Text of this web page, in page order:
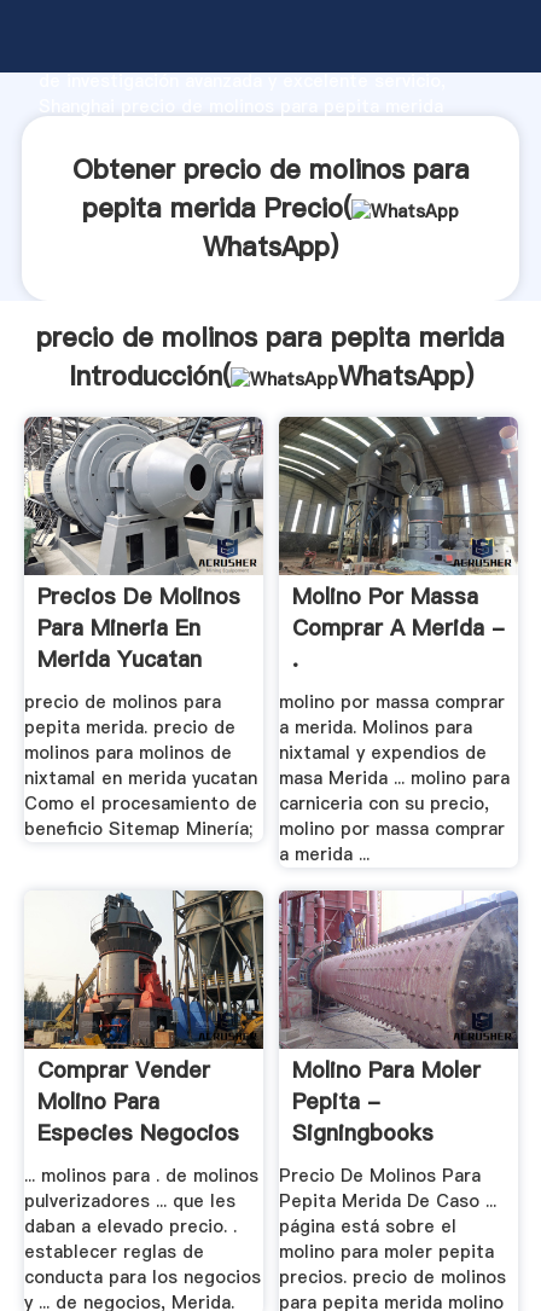
de investigación avanzada y excelente servicio,
clientes.Obtener precio de molinos para
pepita merida Precio(
WhatsApp)
precio de molinos para pepita merida
Introducción(
WhatsApp)
Precios De Molinos
Para Mineria En
Merida Yucatan
precio de molinos para
pepita merida. precio de
molinos para molinos de
nixtamal en merida yucatan
Como el procesamiento de
beneficio Sitemap Minería;
Molino Por Massa
Comprar A Merida -
.
molino por massa comprar
a merida. Molinos para
nixtamal y expendios de
masa Merida ... molino para
carniceria con su precio,
molino por massa comprar
a merida ...
Comprar Vender
Molino Para
Especies Negocios
.
... molinos para . de molinos
pulverizadores ... que les
daban a elevado precio. .
establecer reglas de
conducta para los negocios
y ... de negocios, Merida.
Molino Para Moler
Pepita -
Signingbooks
Precio De Molinos Para
Pepita Merida De Caso ...
página está sobre el
molino para moler pepita
precios. precio de molinos
para pepita merida molino